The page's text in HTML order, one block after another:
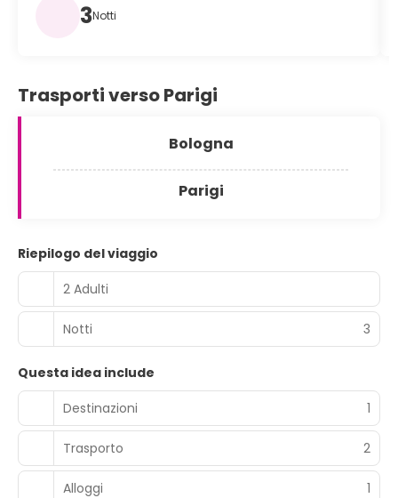
3Notti
Trasporti verso Parigi
Bologna
Parigi
Riepilogo del viaggio
2 Adulti
Notti 3
Questa idea include
Destinazioni
1
Trasporto 2
Alloggi 1